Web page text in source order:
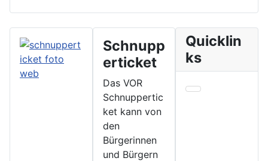
Schnupp
erticket
Das VOR
Schnuppertic
ket kann von
den
Bürgerinnen
und Bürgern
Quicklin
ks